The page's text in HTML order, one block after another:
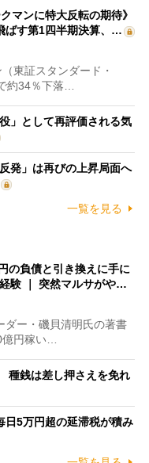
マンに特大反転の期待》
ばす第1四半期決算、…
東証スタンダード・
約34％下落…
」として再評価される気
発」は再びの上昇局面へ
一覧を見る
の負債と引き換えに手に
験 ｜ 突然マルサがや…
ー・磯貝清明氏の著書
億円稼い…
種銭は差し押さえを免れ
5万円超の延滞税が積み